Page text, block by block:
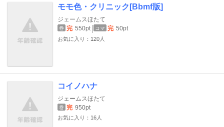
モモ色・クリニック[Bbmf版]
ジェームスほたて
巻 完 550pt コマ 完 50pt
お気に入り：120人
コイノハナ
ジェームスほたて
巻 完 950pt
お気に入り：16人